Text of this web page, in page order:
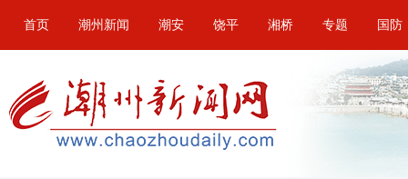
首页 潮州新闻 潮安 饶平 湘桥 专题 国防